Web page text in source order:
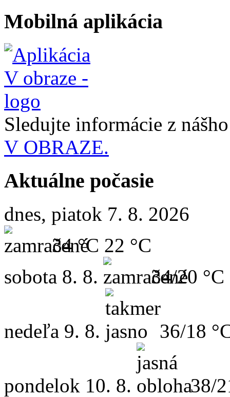
Mobilná aplikácia
Sledujte informácie z
V OBRAZE.
Aktuálne počasie
dnes, piatok 7. 8. 2026
34 °C 22 °C
sobota 8. 8. 34/20 °C
nedeľa 9. 8. 36/18
pondelok 10. 8. 38/